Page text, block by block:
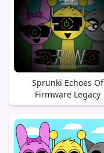
Sprunki Echoes Of
Firmware Legacy